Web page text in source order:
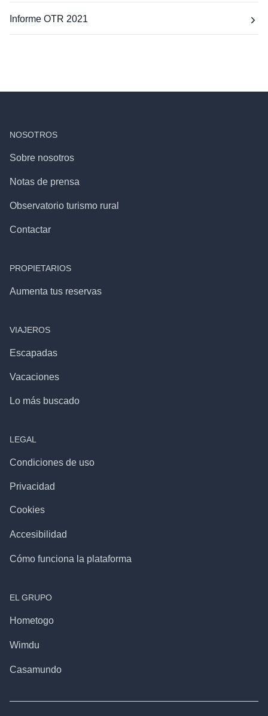
Informe OTR 2021
NOSOTROS
Sobre nosotros
Notas de prensa
Observatorio turismo rural
Contactar
PROPIETARIOS
Aumenta tus reservas
VIAJEROS
Escapadas
Vacaciones
Lo más buscado
LEGAL
Condiciones de uso
Privacidad
Cookies
Accesibilidad
Cómo funciona la plataforma
EL GRUPO
Hometogo
Wimdu
Casamundo